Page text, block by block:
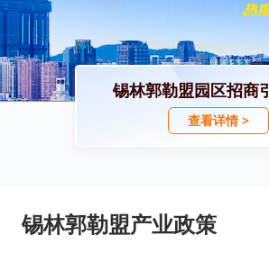
锡林郭勒盟园区招商
查看详情 >
锡林郭勒盟产业政策